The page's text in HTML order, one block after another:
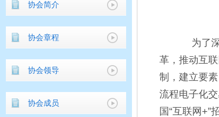
协会简介
协会章程
协会领导
协会成员
为了深
革，推动互
制，建立要
流程电子化
国“互联网+”